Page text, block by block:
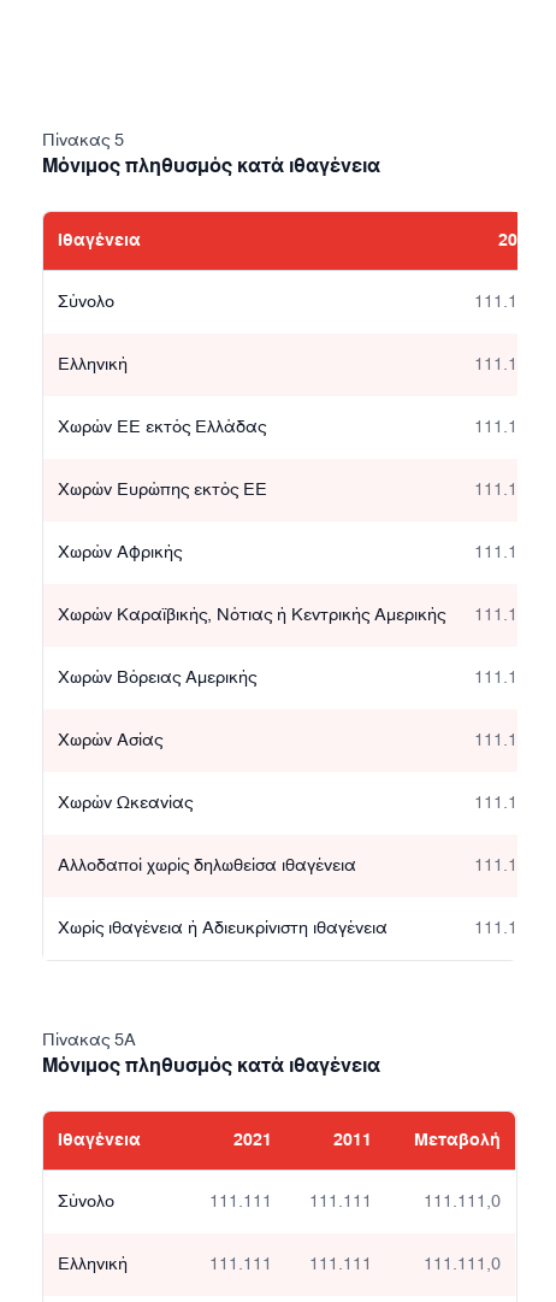
Πίνακας 5
Μόνιμος πληθυσμός κατά ιθαγένεια
Ιθαγένεια 2021
Σύνολο 111.111
Ελληνική 111.111
Χωρών ΕΕ εκτός Ελλάδας 111.111
Χωρών Ευρώπης εκτός ΕΕ 111.111
Χωρών Αφρικής 111.111
Χωρών Καραϊβικής, Νότιας ή Κεντρικής Αμερικής 111.111
Χωρών Βόρειας Αμερικής 111.111
Χωρών Ασίας 111.111
Χωρών Ωκεανίας 111.111
Αλλοδαποί χωρίς δηλωθείσα ιθαγένεια 111.111
Χωρίς ιθαγένεια ή Αδιευκρίνιστη ιθαγένεια 111.111
Πίνακας 5A
Μόνιμος πληθυσμός κατά ιθαγένεια
Ιθαγένεια 2021 2011 Μεταβολή
Σύνολο 111.111 111.111 111.111,0
Ελληνική 111.111 111.111 111.111,0